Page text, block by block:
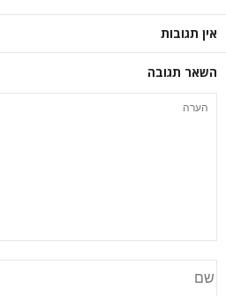
אין תגובות
השאר תגובה